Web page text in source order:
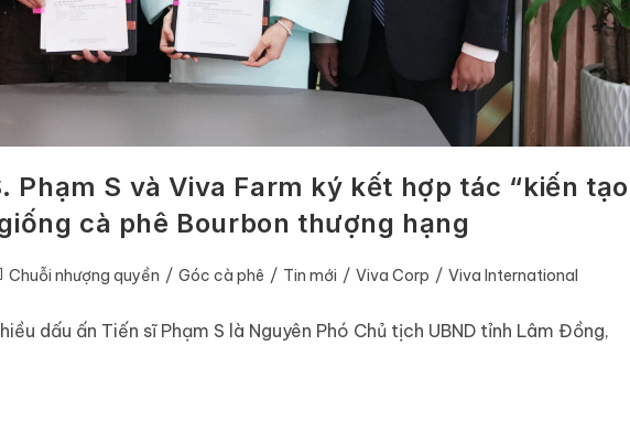
Phạm S và Viva Farm ký kết hợp tác “kiến tạo
cà phê Bourbon thượng hạng
Chuỗi nhượng quyền / Góc cà phê / Tin mới / Viva Corp / Viva International
dấu ấn Tiến sĩ Phạm S là Nguyên Phó Chủ tịch UBND tỉnh Lâm Đồng,